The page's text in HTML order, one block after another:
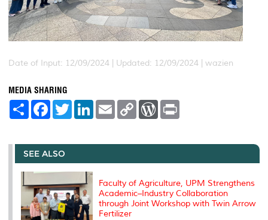
Date of Input: 12/09/2024 | Updated: 12/09/2024 | wazien
MEDIA SHARING
S
e
F
a
b
o
o
k
T
w
t
r
L
e
I
E
m
l
C
L
n
W
P
e
s
t
SEE ALSO
Faculty of Agriculture, UPM Strengthens
Academic–Industry Collaboration
through Joint Workshop with Twin Arrow
Fertilizer